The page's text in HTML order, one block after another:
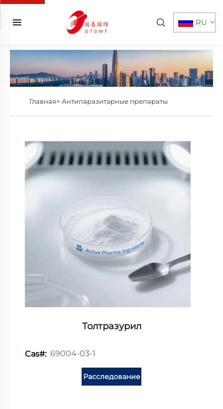
RU
Главная> Антипаразитарные препараты
Толтразурил
Cas#: 69004-03-1
Расследование